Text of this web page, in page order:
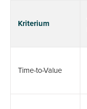
Kriterium
Time-to-Value